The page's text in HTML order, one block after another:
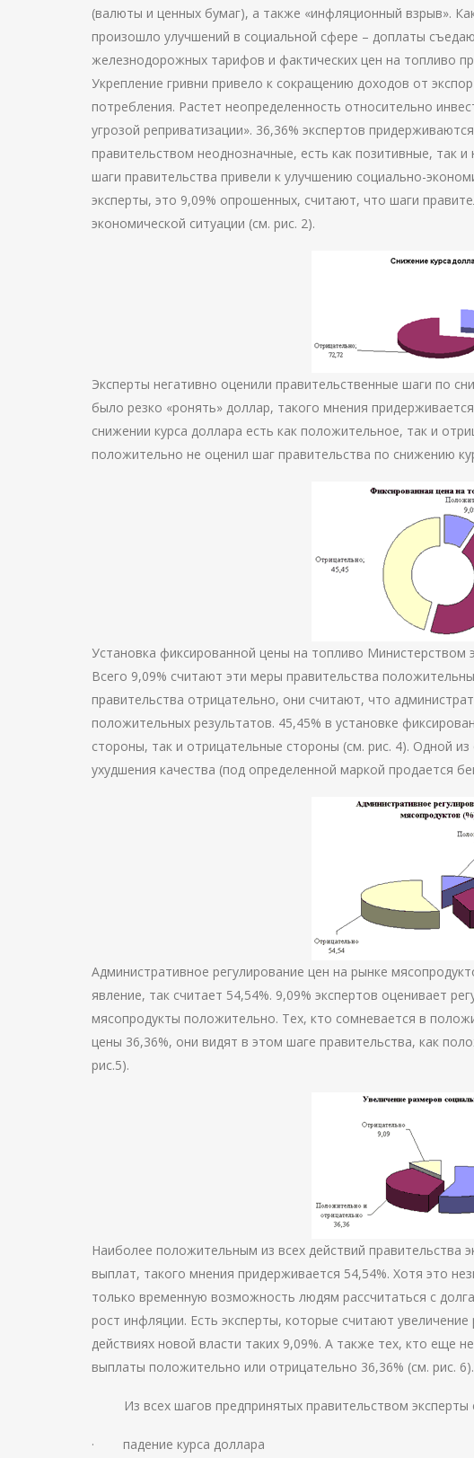
(валюты и ценных бумаг), а также «инфляционный взрыв».
произошло улучшений в социальной сфере – доплаты
железнодорожных тарифов и фактических цен на топливо
Укрепление гривни привело к сокращению доходов от
потребления. Растет неопределенность относительно
угрозой реприватизации». 36,36% экспертов
правительством неоднозначные, есть как позитивные, так
шаги правительства привели к улучшению социально-
эксперты, это 9,09% опрошенных, считают, что шаги
экономической ситуации (см. рис. 2).
Эксперты негативно оценили правительственные шаги по
было резко «ронять» доллар, такого мнения
снижении курса доллара есть как положительное, так и
положительно не оценил шаг правительства по снижению
Установка фиксированной цены на топливо Министерством
Всего 9,09% считают эти меры правительства
правительства отрицательно, они считают, что
положительных результатов. 45,45% в установке
стороны, так и отрицательные стороны (см. рис. 4). Одной
ухудшения качества (под определенной маркой продается
Административное регулирование цен на рынке
явление, так считает 54,54%. 9,09% экспертов оценивает
мясопродукты положительно. Тех, кто сомневается в
цены 36,36%, они видят в этом шаге правительства, как
рис.5).
Наиболее положительным из всех действий правительства
выплат, такого мнения придерживается 54,54%. Хотя это
только временную возможность людям рассчитаться с
рост инфляции. Есть эксперты, которые считают
действиях новой власти таких 9,09%. А также тех, кто еще
выплаты положительно или отрицательно 36,36% (см. рис. 6).
Из всех шагов предпринятых правительством эксперты
· падение курса доллара